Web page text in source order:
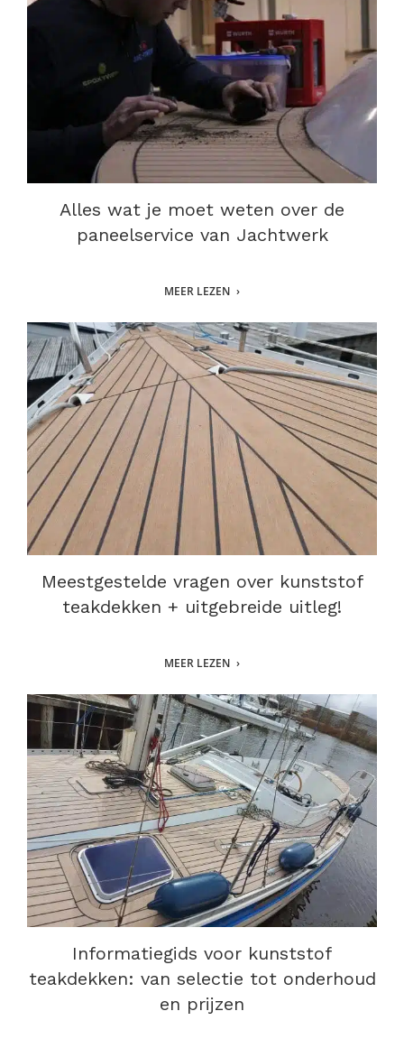
Alles wat je moet weten over de
paneelservice van Jachtwerk
MEER LEZEN
Meestgestelde vragen over kunststof
teakdekken + uitgebreide uitleg!
MEER LEZEN
Informatiegids voor kunststof
teakdekken: van selectie tot onderhoud
en prijzen